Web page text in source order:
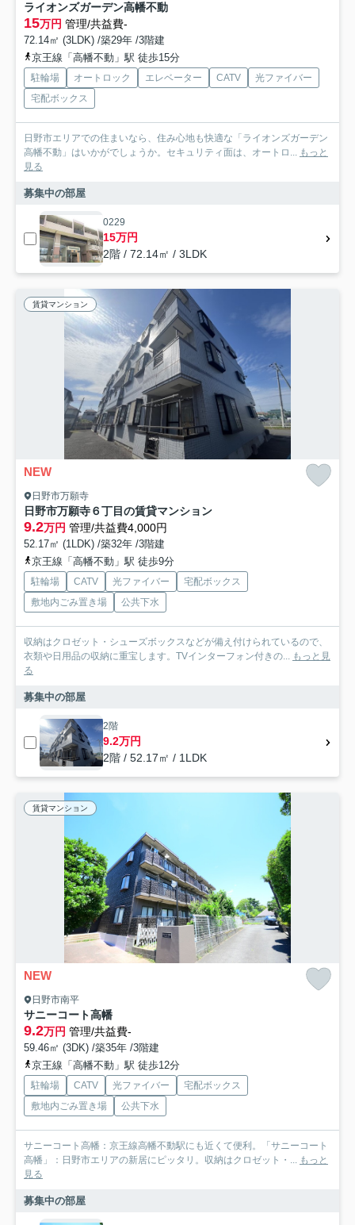
ライオンズガーデン高幡不動
15万円 管理/共益費-
72.14㎡ (3LDK) /築29年 /3階建
京王線「高幡不動」駅 徒歩15分
駐輪場 オートロック エレベーター CATV
光ファイバー
宅配ボックス
日野市エリアでの住まいなら、住み心地も快適な「ライオンズガーデン
高幡不動」はいかがでしょうか。セキュリティ面は、オートロ... もっと
見る
募集中の部屋
0229
15万円
2階 / 72.14㎡ / 3LDK
賃貸マンション
NEW
日野市万願寺
日野市万願寺６丁目の賃貸マンション
9.2万円 管理/共益費4,000円
52.17㎡ (1LDK) /築32年 /3階建
京王線「高幡不動」駅 徒歩9分
駐輪場 CATV 光ファイバー
宅配ボックス
敷地内ごみ置き場
公共下水
収納はクロゼット・シューズボックスなどが備え付けられているので、
衣類や日用品の収納に重宝します。TVインターフォン付きの... もっと見
る
募集中の部屋
2階
9.2万円
2階 / 52.17㎡ / 1LDK
賃貸マンション
NEW
日野市南平
サニーコート高幡
9.2万円 管理/共益費-
59.46㎡ (3DK) /築35年 /3階建
京王線「高幡不動」駅 徒歩12分
駐輪場 CATV 光ファイバー
宅配ボックス
敷地内ごみ置き場
公共下水
サニーコート高幡：京王線高幡不動駅にも近くて便利。「サニーコート
高幡」：日野市エリアの新居にピッタリ。収納はクロゼット・... もっと
見る
募集中の部屋